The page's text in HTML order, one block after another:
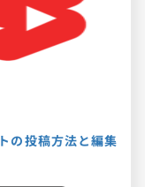
の投稿方法と編集